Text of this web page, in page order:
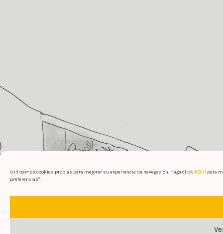
Utilizamos cookies propias para mejorar su experiencia de navegación. Haga click AQUÍ para
preferencias".